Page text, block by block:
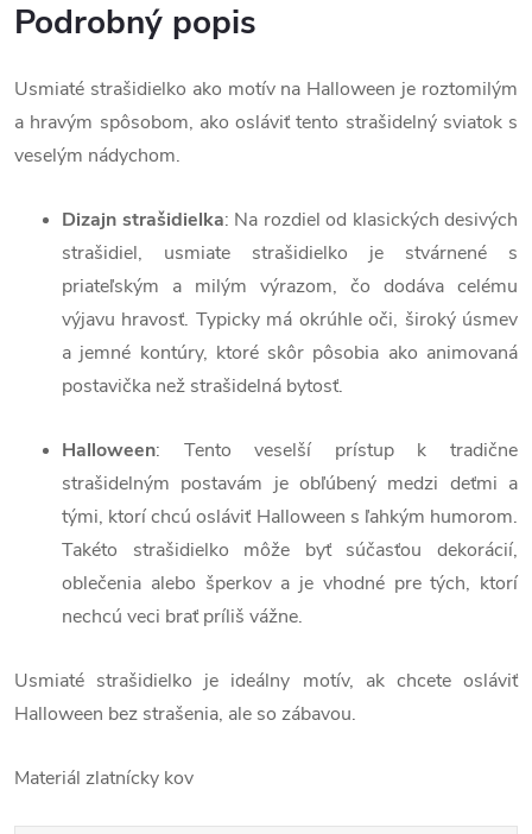
Podrobný popis
Usmiaté strašidielko ako motív na Halloween je roztomilým
a hravým spôsobom, ako osláviť tento strašidelný sviatok s
veselým nádychom.
Dizajn strašidielka: Na rozdiel od klasických desivých
strašidiel, usmiate strašidielko je stvárnené s
priateľským a milým výrazom, čo dodáva celému
výjavu hravosť. Typicky má okrúhle oči, široký úsmev
a jemné kontúry, ktoré skôr pôsobia ako animovaná
postavička než strašidelná bytosť.
Halloween: Tento veselší prístup k tradične
strašidelným postavám je obľúbený medzi deťmi a
tými, ktorí chcú osláviť Halloween s ľahkým humorom.
Takéto strašidielko môže byť súčasťou dekorácií,
oblečenia alebo šperkov a je vhodné pre tých, ktorí
nechcú veci brať príliš vážne.
Usmiaté strašidielko je ideálny motív, ak chcete osláviť
Halloween bez strašenia, ale so zábavou.
Materiál zlatnícky kov